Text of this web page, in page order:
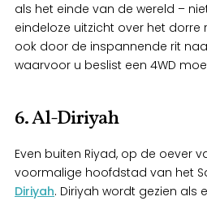
als het einde van de wereld –
eindeloze uitzicht over het
ook door de inspannende rit
waarvoor u beslist een 4WD
6. Al-Diriyah
Even buiten Riyad, op de oever
voormalige hoofdstad van het
Diriyah. Diriyah wordt gezien als